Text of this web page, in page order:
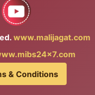
www.malijagat.com
& Conditions